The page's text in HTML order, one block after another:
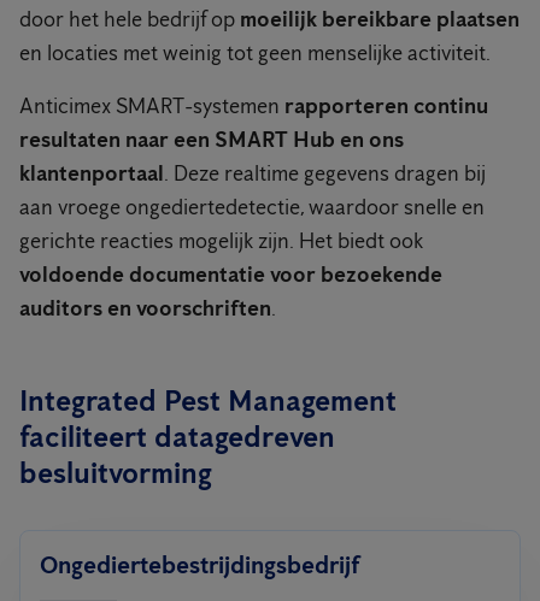
door het hele bedrijf op moeilijk bereikbare plaatsen
en locaties met weinig tot geen menselijke activiteit.
Anticimex SMART-systemen rapporteren continu
resultaten naar een SMART Hub en ons
klantenportaal. Deze realtime gegevens dragen bij
aan vroege ongediertedetectie, waardoor snelle en
gerichte reacties mogelijk zijn. Het biedt ook
voldoende documentatie voor bezoekende
auditors en voorschriften.
Integrated Pest Management
faciliteert datagedreven
besluitvorming
Ongediertebestrijdingsbedrijf